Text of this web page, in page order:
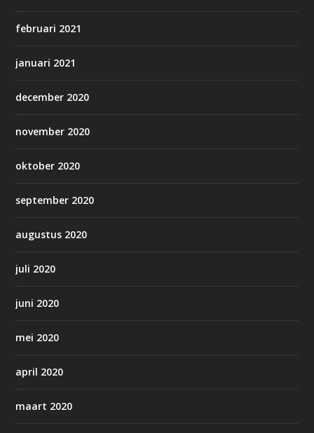
februari 2021
januari 2021
december 2020
november 2020
oktober 2020
september 2020
augustus 2020
juli 2020
juni 2020
mei 2020
april 2020
maart 2020